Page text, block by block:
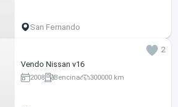
San Fernando
2
Vendo Nissan v16
2008 Bencina 300000 km